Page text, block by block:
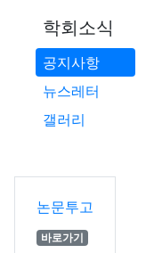
학회소식
공지사항
뉴스레터
갤러리
논문투고
바로가기